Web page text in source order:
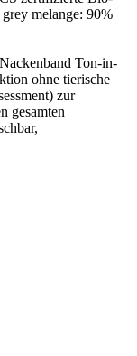
melange: 90%
Ton-in-
ohne tierische
zur
gesamten